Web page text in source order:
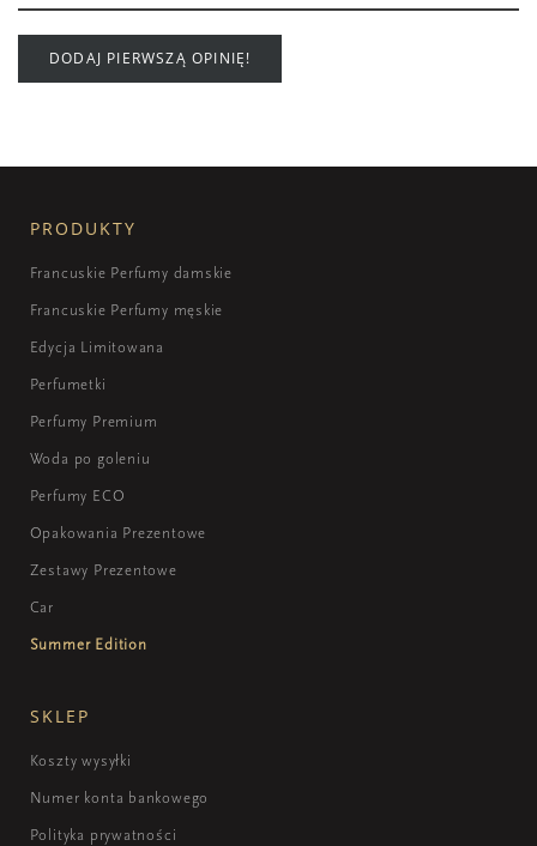
DODAJ PIERWSZĄ OPINIĘ!
PRODUKTY
Francuskie Perfumy damskie
Francuskie Perfumy męskie
Edycja Limitowana
Perfumetki
Perfumy Premium
Woda po goleniu
Perfumy ECO
Opakowania Prezentowe
Zestawy Prezentowe
Car
Summer Edition
SKLEP
Koszty wysyłki
Numer konta bankowego
Polityka prywatności